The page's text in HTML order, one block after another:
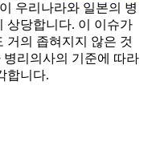
우리나라와 일본의 병
상당합니다. 이 이슈가
거의 좁혀지지 않은 것
리의사의 기준에 따라
합니다.